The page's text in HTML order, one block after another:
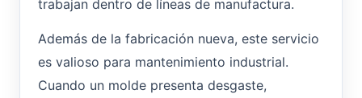
trabajan dentro de líneas de manufactura.
Además de la fabricación nueva, este servicio
es valioso para mantenimiento industrial.
Cuando un molde presenta desgaste,